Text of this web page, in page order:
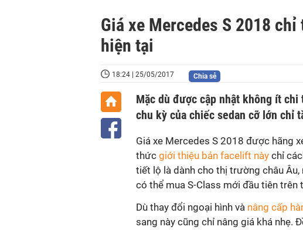
Giá xe Mercedes S 2018
hiện tại
18:24 | 25/05/2017 Chia sẻ
Mặc dù được cập nhật không ít
chu kỳ của chiếc sedan cỡ lớn chỉ
Giá xe Mercedes S 2018 được hãng
thức giới thiệu bản facelift này chỉ
tiết lộ là dành cho thị trường châu
có thể mua S-Class mới đầu tiên trên
Dù thay đổi ngoại hình và nâng cấp
sang này cũng chỉ nâng giá khá nhẹ.